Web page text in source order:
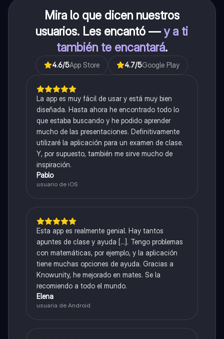
Mira lo que dicen nuestros
usuarios. Les encantó —y a ti
también te encantará.
4.6/5App Store 4.7/5Google Play
La app es muy fácil de usar y está muy bien
diseñada. Hasta ahora he encontrado todo lo
que estaba buscando y he podido aprender
mucho de las presentaciones. Definitivamente
utilizaré la aplicación para un examen de clase.
Y, por supuesto, también me sirve mucho de
inspiración.
Pablo
usuario de iOS
Esta app es realmente genial. Hay tantos
apuntes de clase y ayuda [...]. Tengo problemas
con matemáticas, por ejemplo, y la aplicación
tiene muchas opciones de ayuda. Gracias a
Knowunity, he mejorado en mates. Se la
recomiendo a todo el mundo.
Elena
usuaria de Android